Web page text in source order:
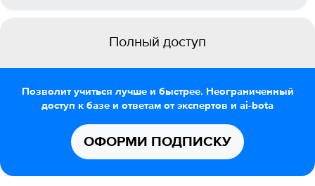
Полный доступ
Позволит учиться лучше и быстрее. Неограниченный
доступ к базе и ответам от экспертов и ai-bota
ОФОРМИ ПОДПИСКУ